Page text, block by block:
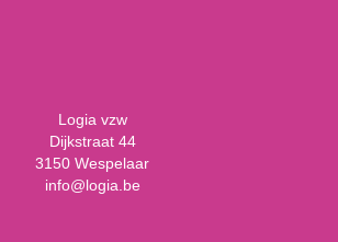
Logia vzw
Dijkstraat 44
3150 Wespelaar
info@logia.be